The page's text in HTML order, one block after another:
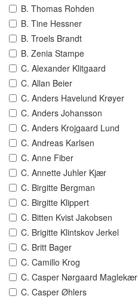
B. Thomas Rohden
B. Tine Hessner
B. Troels Brandt
B. Zenia Stampe
C. Alexander Klitgaard
C. Allan Beier
C. Anders Havelund Krøyer
C. Anders Johansson
C. Anders Krojgaard Lund
C. Andreas Karlsen
C. Anne Fiber
C. Annette Juhler Kjær
C. Birgitte Bergman
C. Birgitte Klippert
C. Bitten Kvist Jakobsen
C. Brigitte Klintskov Jerkel
C. Britt Bager
C. Camillo Krog
C. Casper Nørgaard Maglekær
C. Casper Øhlers